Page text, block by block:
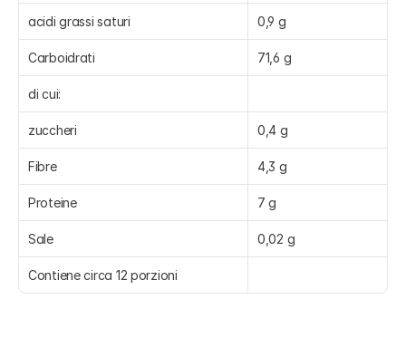
acidi grassi saturi 0,9 g
Carboidrati 71,6 g
di cui:
zuccheri 0,4 g
Fibre 4,3 g
Proteine 7 g
Sale 0,02 g
Contiene circa 12 porzioni